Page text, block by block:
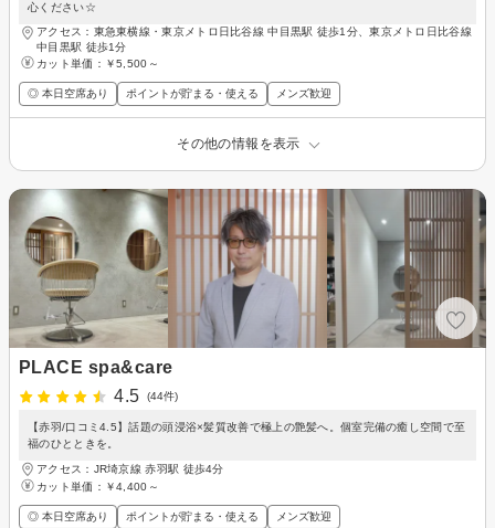
心ください☆
アクセス：東急東横線・東京メトロ日比谷線 中目黒駅 徒歩1分、東京メトロ日比谷線
中目黒駅 徒歩1分
カット単価： ￥5,500～
◎ 本日空席あり ポイントが貯まる・使える メンズ歓迎
その他の情報を表示
PLACE spa&care
4.5
(44件)
【赤羽/口コミ4.5】話題の頭浸浴×髪質改善で極上の艶髪へ。個室完備の癒し空間で至
福のひとときを。
アクセス：JR埼京線 赤羽駅 徒歩4分
カット単価： ￥4,400～
◎ 本日空席あり ポイントが貯まる・使える メンズ歓迎